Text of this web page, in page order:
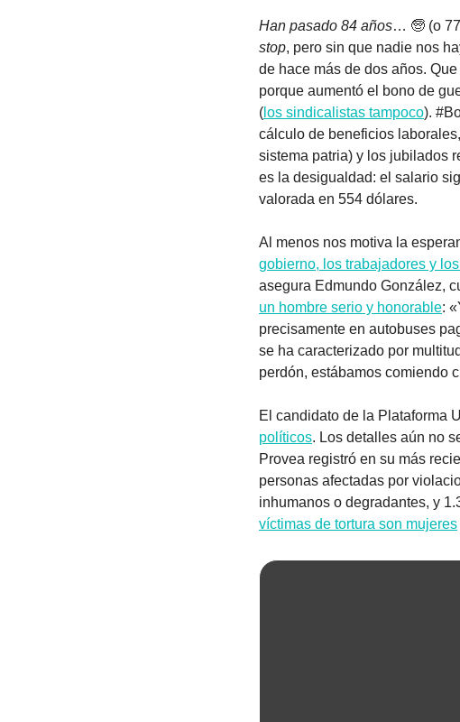
Han pasado 84 años… 🧓
stop, pero sin que nadie nos
de hace más de dos años.
porque aumentó el bono de
( los sindicalistas tampoco).
cálculo de beneficios
sistema patria) y los jubilados
es la desigualdad: el salario
valorada en 554 dólares.
Al menos nos motiva la
gobierno, los trabajadores y
un hombre serio y honorable:
precisamente en autobuses
se ha caracterizado por
perdón, estábamos comiendo
El candidato de la Plataforma
políticos. Los detalles aún no
Provea registró en su más
personas afectadas por
inhumanos o degradantes, y
víctimas de tortura son mujeres